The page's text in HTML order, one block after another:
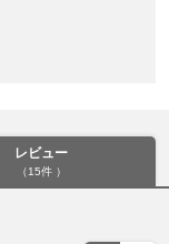
レビュー
（15件 ）